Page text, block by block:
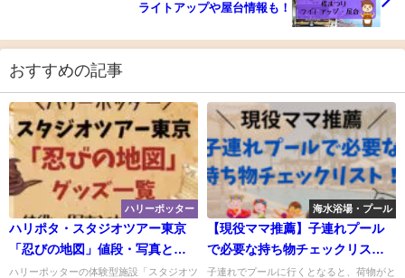
ライトアップや屋台情報も！
おすすめの記事
ハリーポッター
ハリポタ・スタジオツアー東京
「忍びの地図」値段・写真と共
に紹介！
ハリーポッターの体験型施設「スタジオツ
海水浴場・プール
【現役ママ推薦】子連れプール
で必要な持ち物チェックリス
ト！必需品や便利グッツも
子連れでプールに行くとなると、荷物がと